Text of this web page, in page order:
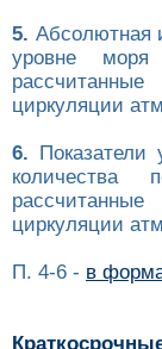
5. Абсолютная
уровне моря
циркуляции
6. Показатели
количества
циркуляции
П. 4-6 - в